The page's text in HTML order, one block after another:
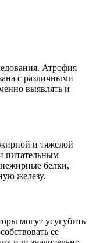
Атрофия
с различными
выявлять и
и тяжелой
питательным
белки,
железу.
могут усугубить
ее